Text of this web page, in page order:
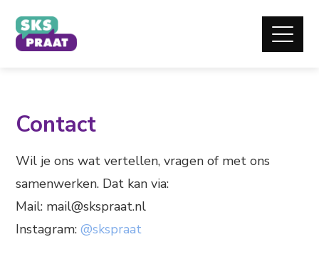
Contact
Wil je ons wat vertellen, vragen of met ons
samenwerken. Dat kan via:
Mail: mail@skspraat.nl
Instagram:@skspraat